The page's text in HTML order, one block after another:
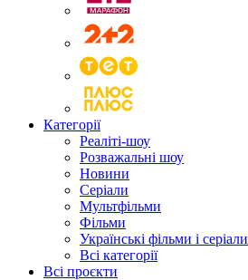
Категорії
Реаліті-шоу
Розважальні шоу
Новини
Серіали
Мультфільми
Фільми
Українські фільми і серіали
Всі категорії
Всі проєкти